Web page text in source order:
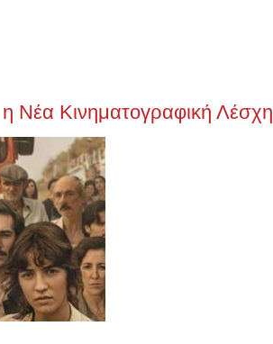
Νέα Κινηματογραφική Λέσχη